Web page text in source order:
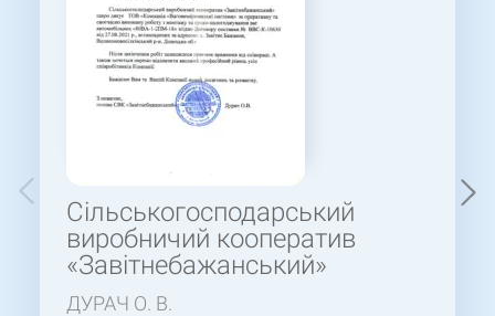
Сільськогосподарський
виробничий кооператив
«Завітнебажанський»
ДУРАЧ О. В.